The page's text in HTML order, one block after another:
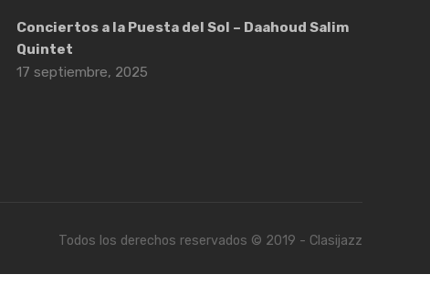
Conciertos a la Puesta del Sol – Daahoud Salim
Quintet
17 septiembre, 2025
Todos los derechos reservados © 2019 - Clasijazz